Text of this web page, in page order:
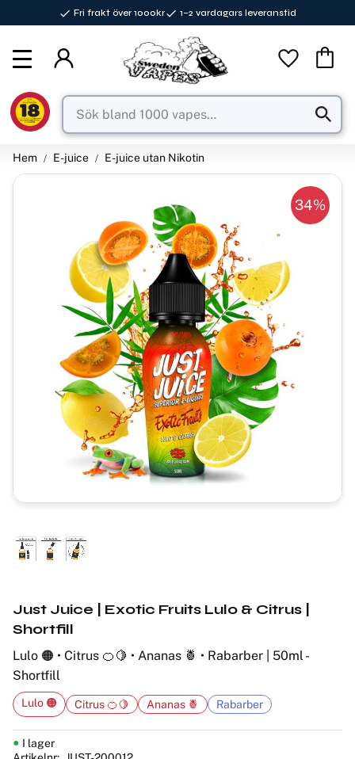
Fri frakt över 1000kr 1–2 vardagars leveranstid
Favoriter
Hem E-juice E-juice utan Nikotin
34%
Just Juice | Exotic Fruits Lulo & Citrus |
Shortfill
Lulo 🟠 • Citrus 🍊🍋 • Ananas 🍍 • Rabarber | 50ml -
Shortfill
I lager
Lulo 🟠 Citrus 🍊🍋 Ananas 🍍 Rabarber